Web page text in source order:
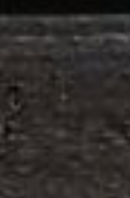
förvärv av